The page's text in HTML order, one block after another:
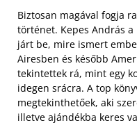
Biztosan magával fogja
történet. Kepes András
járt be, mire ismert
Airesben és később
tekintettek rá, mint egy
idegen srácra. A top
megtekinthetőek, aki
illetve ajándékba keres